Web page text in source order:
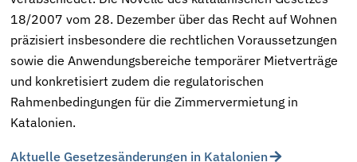
18/2007 vom 28. Dezember über das Recht auf Wohnen
präzisiert insbesondere die rechtlichen Voraussetzungen
sowie die Anwendungsbereiche temporärer Mietverträge
und konkretisiert zudem die regulatorischen
Rahmenbedingungen für die Zimmervermietung in
Katalonien.
Aktuelle Gesetzesänderungen in Katalonien